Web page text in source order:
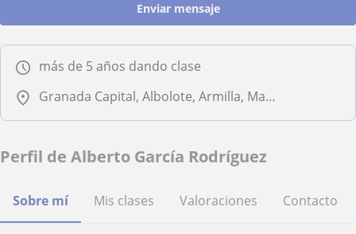
Enviar mensaje
más de 5 años dando clase
Granada Capital, Albolote, Armilla, Maracena
Perfil de Alberto García Rodríguez
Sobre mí Mis clases Valoraciones Contacto